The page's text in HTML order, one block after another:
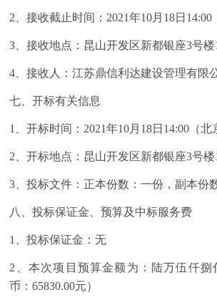
2、接收截止时间：2021年10月18日14:00
3、接收地点：昆山开发区新都银座3号楼
4、接收人：江苏鼎信利达建设管理有限
七、开标有关信息
1、开标时间：2021年10月18日14:00（北
2、开标地点：昆山开发区新都银座3号楼
3、投标文件：正本份数：一份，副本份
八、投标保证金、预算及中标服务费
1、投标保证金：无
2、本次项目预算金额为：陆万伍仟捌
币：65830.00元）